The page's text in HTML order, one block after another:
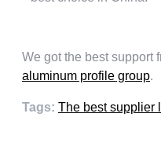
We got the best support
aluminum profile group.
Tags: The best supplier